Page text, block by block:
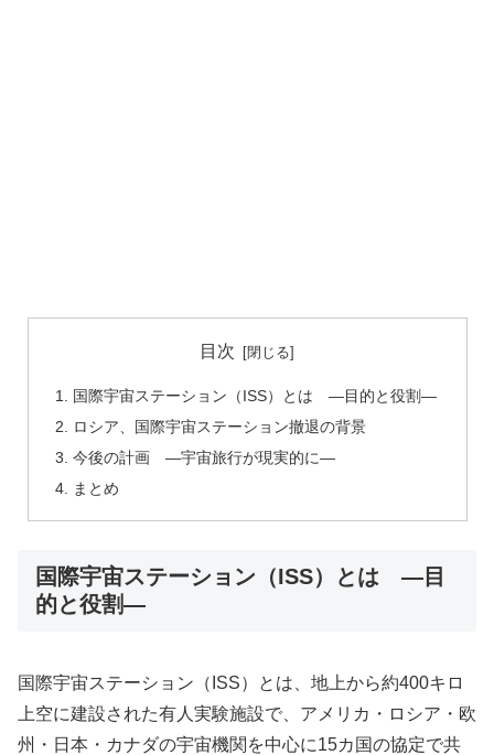
目次
国際宇宙ステーション（ISS）とは ―目的と役割―
ロシア、国際宇宙ステーション撤退の背景
今後の計画 ―宇宙旅行が現実的に―
まとめ
国際宇宙ステーション（ISS）とは ―目
的と役割―
国際宇宙ステーション（ISS）とは、地上から約400キロ
上空に建設された有人実験施設で、アメリカ・ロシア・欧
州・日本・カナダの宇宙機関を中心に15カ国の協定で共